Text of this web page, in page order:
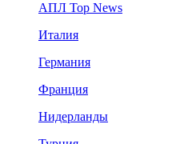
АПЛ Top News
Италия
Германия
Франция
Нидерланды